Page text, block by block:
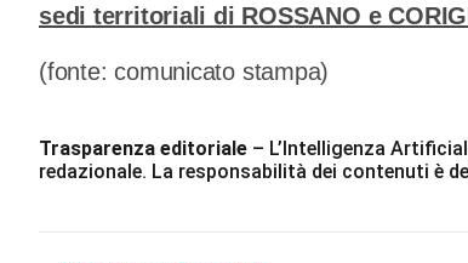
sedi territoriali di ROSSANO e
(fonte: comunicato stampa)
Trasparenza editoriale – L’Intelligenza
redazionale. La responsabilità dei contenuti è